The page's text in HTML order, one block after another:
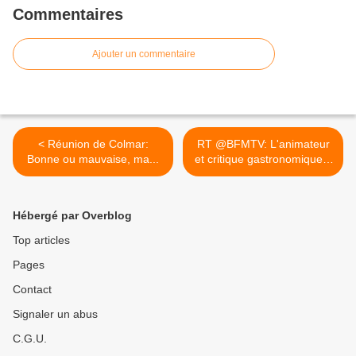
Commentaires
Ajouter un commentaire
< Réunion de Colmar:
Bonne ou mauvaise, ma...
RT @BFMTV: L'animateur
et critique gastronomique...
>
Hébergé par Overblog
Top articles
Pages
Contact
Signaler un abus
C.G.U.